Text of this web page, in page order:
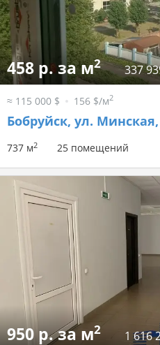
458 р. за м2 337
≈ 115 000 $ 156 $/м2
Бобруйск, ул.
737 м2 25 помещений
950 р. за м2 1 616